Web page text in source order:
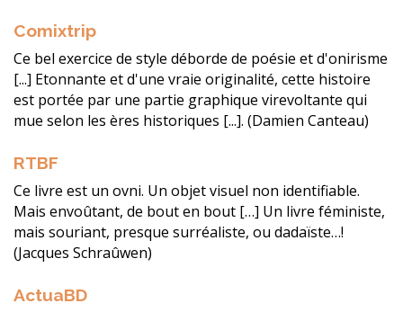
Comixtrip
Ce bel exercice de style déborde de poésie et d'onirisme
[...] Etonnante et d'une vraie originalité, cette histoire
est portée par une partie graphique virevoltante qui
mue selon les ères historiques [...]. (Damien Canteau)
RTBF
Ce livre est un ovni. Un objet visuel non identifiable.
Mais envoûtant, de bout en bout […] Un livre féministe,
mais souriant, presque surréaliste, ou dadaïste…!
(Jacques Schraûwen)
ActuaBD